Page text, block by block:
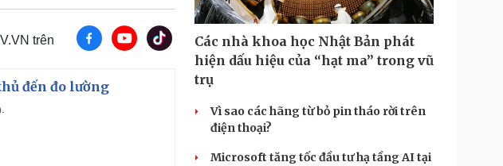
trên
đến đo lường
Các nhà khoa học Nhật Bản phát
hiện dấu hiệu của “hạt ma” trong vũ
trụ
Vì sao các hãng từ bỏ pin tháo rời trên
điện thoại?
Microsoft tăng tốc đầu tư hạ tầng AI tại